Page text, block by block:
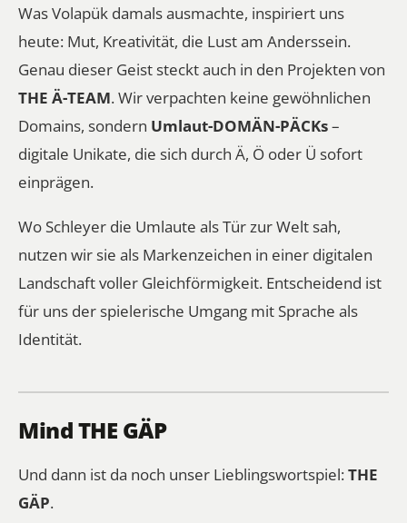
Was Volapük damals ausmachte, inspiriert uns
heute: Mut, Kreativität, die Lust am Anderssein.
Genau dieser Geist steckt auch in den Projekten von
THE Ä-TEAM. Wir verpachten keine gewöhnlichen
Domains, sondern Umlaut-DOMÄN-PÄCKs–
digitale Unikate, die sich durch Ä, Ö oder Ü sofort
einprägen.
Wo Schleyer die Umlaute als Tür zur Welt sah,
nutzen wir sie als Markenzeichen in einer digitalen
Landschaft voller Gleichförmigkeit. Entscheidend ist
für uns der spielerische Umgang mit Sprache als
Identität.
Mind THE GÄP
Und dann ist da noch unser Lieblingswortspiel:THE
GÄP.